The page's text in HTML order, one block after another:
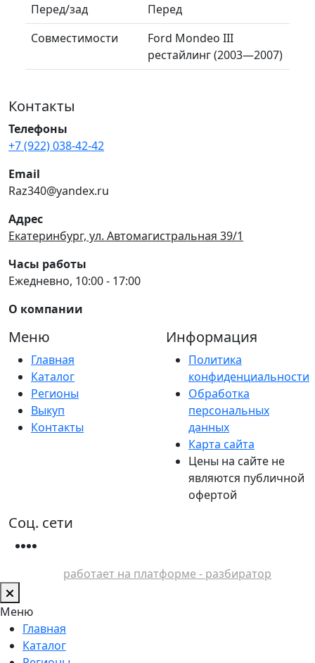
Перед/зад
Перед
Совместимости
Ford Mondeo III
рестайлинг (2003—2007)
Контакты
Телефоны
+7 (922) 038-42-42
Email
Raz340@yandex.ru
Адрес
Екатеринбург, ул. Автомагистральная 39/1
Часы работы
Ежедневно, 10:00 - 17:00
О компании
Меню
Главная
Каталог
Регионы
Выкуп
Контакты
Информация
Политика
конфиденциальности
Обработка
персональных
данных
Карта сайта
Цены на сайте не
являются публичной
офертой
Соц. сети
работает на платформе - разбиратор
Меню
Главная
Каталог